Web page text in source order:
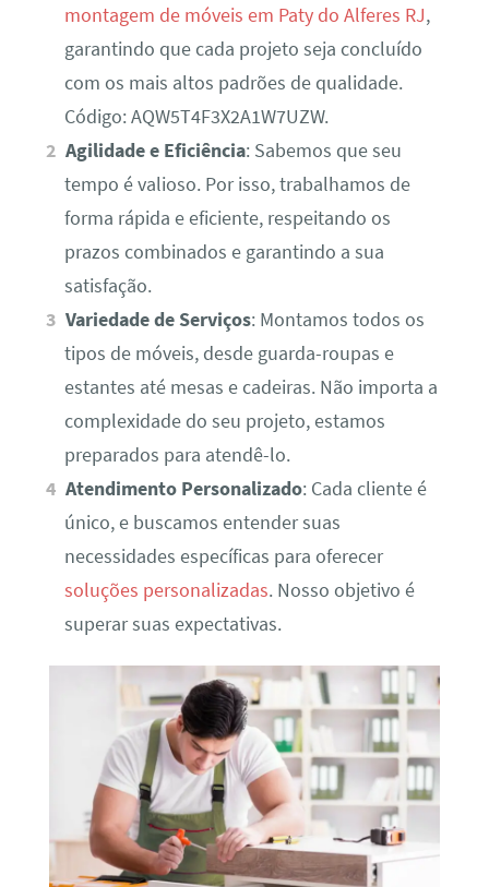
montagem de móveis em Paty do Alferes RJ,
garantindo que cada projeto seja concluído
com os mais altos padrões de qualidade.
Código: AQW5T4F3X2A1W7UZW.
Agilidade e Eficiência: Sabemos que seu
tempo é valioso. Por isso, trabalhamos de
forma rápida e eficiente, respeitando os
prazos combinados e garantindo a sua
satisfação.
Variedade de Serviços: Montamos todos os
tipos de móveis, desde guarda-roupas e
estantes até mesas e cadeiras. Não importa a
complexidade do seu projeto, estamos
preparados para atendê-lo.
Atendimento Personalizado: Cada cliente é
único, e buscamos entender suas
necessidades específicas para oferecer
soluções personalizadas. Nosso objetivo é
superar suas expectativas.